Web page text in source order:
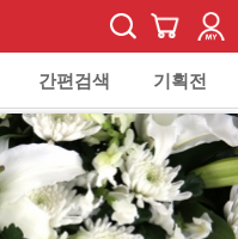
간편검색 기획전